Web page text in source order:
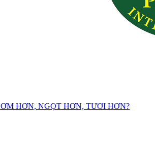
HƠN, NGỌT HƠN, TƯƠI HƠN?